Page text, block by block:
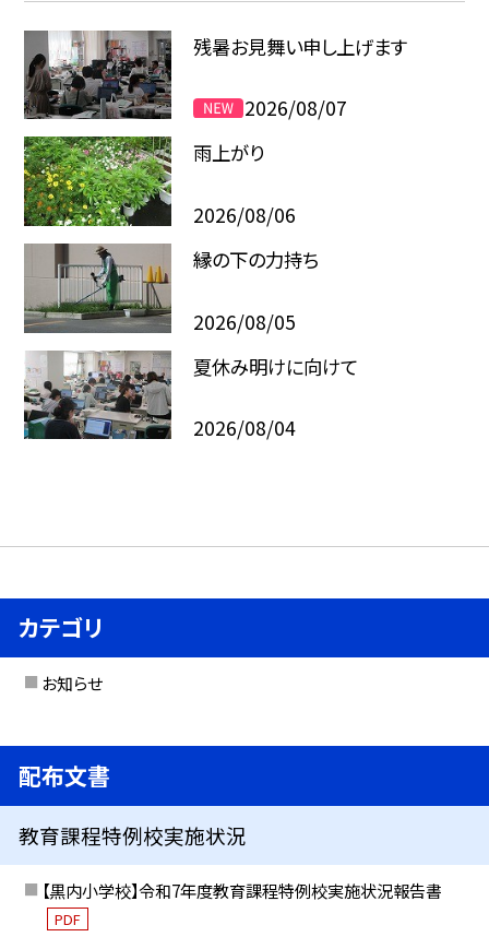
残暑お見舞い申し上げます
2026/08/07
雨上がり
2026/08/06
縁の下の力持ち
2026/08/05
夏休み明けに向けて
2026/08/04
カテゴリ
お知らせ
配布文書
教育課程特例校実施状況
【黒内小学校】令和7年度教育課程特例校実施状況報告書
PDF